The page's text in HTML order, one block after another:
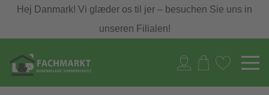
Hej Danmark! Vi glæder os til jer – besuchen Sie uns in
unseren Filialen!